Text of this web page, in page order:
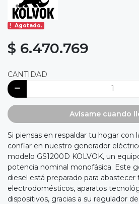
Agotado.
$ 6.470.769
CANTIDAD
Avísame cuando
Si piensas en respaldar tu hogar con
confiar en nuestro generador
modelo GS1200D KOLVOK, un
potencia nominal monofásica. Este
diesel está preparado para
electrodomésticos, aparatos
dispositivos, gracias a su regulador